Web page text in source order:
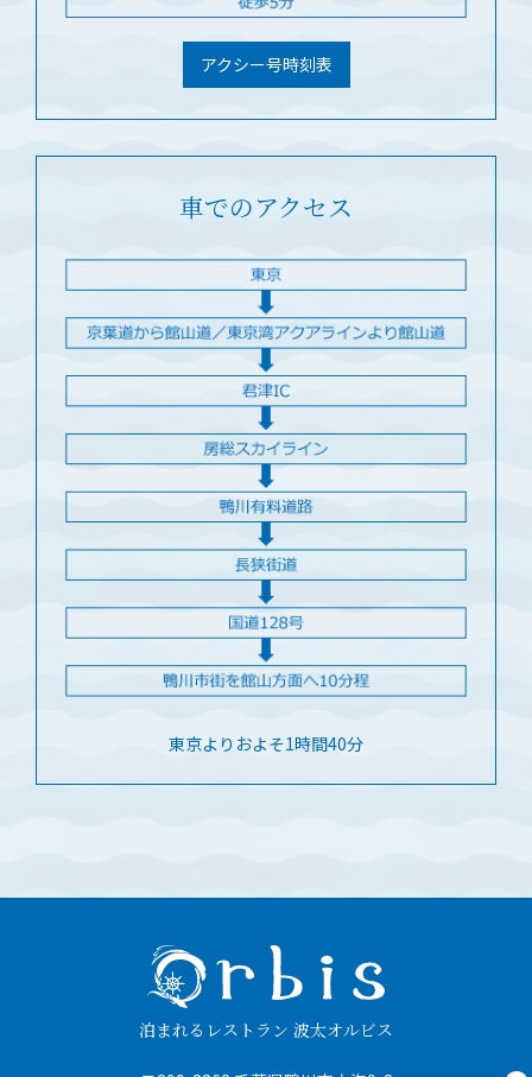
アクシー号時刻表
車でのアクセス
東京よりおよそ1時間40分
泊まれるレストラン 波太オルビス